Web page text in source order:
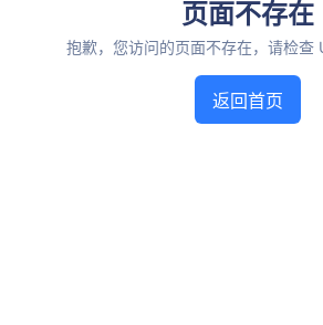
页面不存在
抱歉，您访问的页面不存在，请检查
返回首页